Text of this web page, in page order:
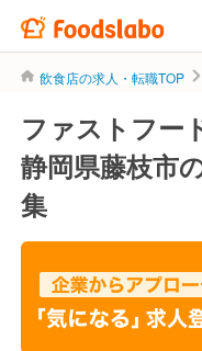
飲食店の求人・転職TOP
ファストフー
静岡県藤枝市
集